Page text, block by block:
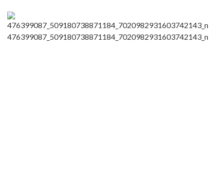
476399087_509180738871184_7020982931603742143_n